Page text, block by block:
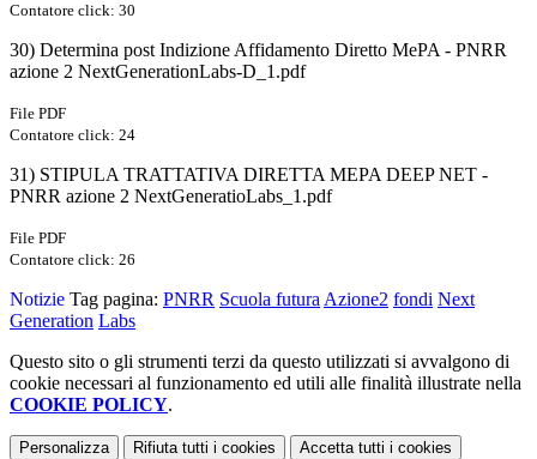
Contatore click: 30
30) Determina post Indizione Affidamento Diretto MePA - PNRR
azione 2 NextGenerationLabs-D_1.pdf
File PDF
Contatore click: 24
31) STIPULA TRATTATIVA DIRETTA MEPA DEEP NET -
PNRR azione 2 NextGeneratioLabs_1.pdf
File PDF
Contatore click: 26
Notizie Tag pagina: PNRR Scuola futura Azione2 fondi Next
Generation Labs
Questo sito o gli strumenti terzi da questo utilizzati si avvalgono di
cookie necessari al funzionamento ed utili alle finalità illustrate nella
COOKIE POLICY.
Personalizza Rifiuta tutti i cookies Accetta tutti i cookies